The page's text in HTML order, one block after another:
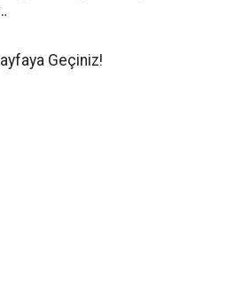
Geçiniz!